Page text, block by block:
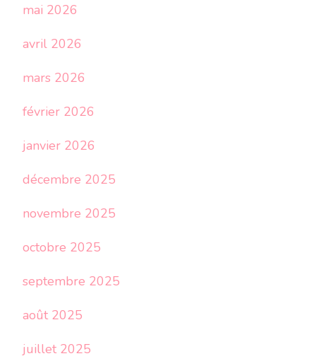
mai 2026
avril 2026
mars 2026
février 2026
janvier 2026
décembre 2025
novembre 2025
octobre 2025
septembre 2025
août 2025
juillet 2025